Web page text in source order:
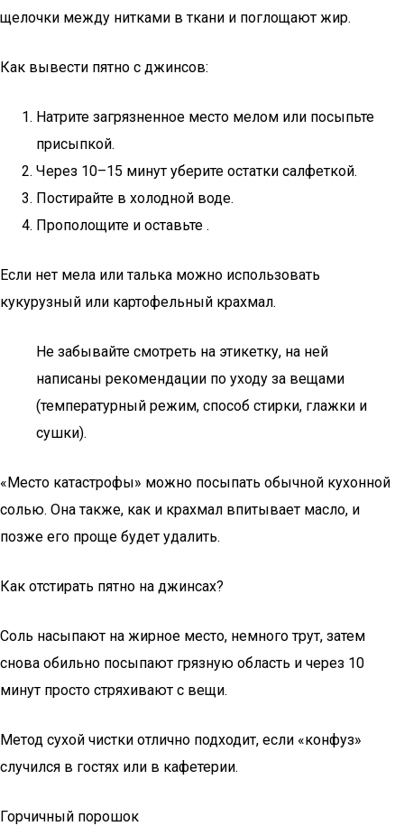
щелочки между нитками в ткани и поглощают жир.
Как вывести пятно с джинсов:
Натрите загрязненное место мелом или посыпьте
присыпкой.
Через 10–15 минут уберите остатки салфеткой.
Постирайте в холодной воде.
Прополощите и оставьте .
Если нет мела или талька можно использовать
кукурузный или картофельный крахмал.
Не забывайте смотреть на этикетку, на ней
написаны рекомендации по уходу за вещами
(температурный режим, способ стирки, глажки и
сушки).
«Место катастрофы» можно посыпать обычной кухонной
солью. Она также, как и крахмал впитывает масло, и
позже его проще будет удалить.
Как отстирать пятно на джинсах?
Соль насыпают на жирное место, немного трут, затем
снова обильно посыпают грязную область и через 10
минут просто стряхивают с вещи.
Метод сухой чистки отлично подходит, если «конфуз»
случился в гостях или в кафетерии.
Горчичный порошок